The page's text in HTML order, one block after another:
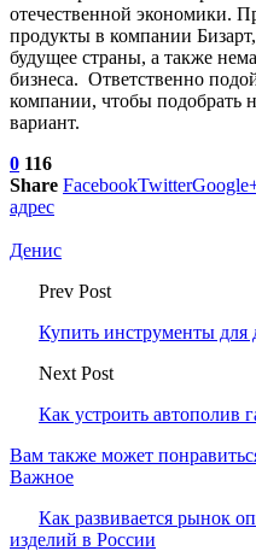
отечественной экономики.
продукты в компании
будущее страны, а также
бизнеса. Ответственно
компании, чтобы подобрать
вариант.
0 116
Share FacebookTwitter
адрес
Денис
Prev Post
Купить инструменты для
Next Post
Как устроить автополив
Вам также может
Важное
Как развивается рынок
изделий в России